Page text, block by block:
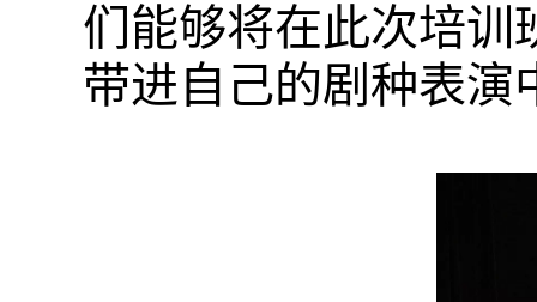
们能够将在此次培训
带进自己的剧种表演